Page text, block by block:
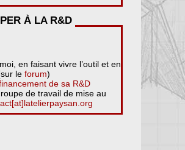
À LA R&D
en faisant vivre l’outil et en
le forum)
de sa R&D
de travail de mise au